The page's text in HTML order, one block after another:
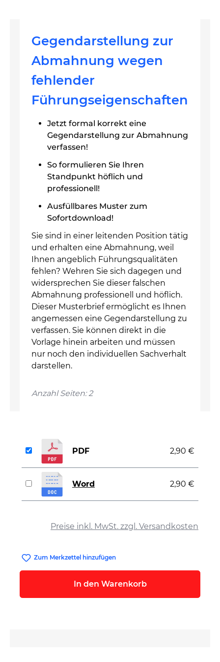
Gegendarstellung zur
Abmahnung wegen
fehlender
Führungseigenschaften
Jetzt formal korrekt eine
Gegendarstellung zur Abmahnung
verfassen!
So formulieren Sie Ihren
Standpunkt höflich und
professionell!
Ausfüllbares Muster zum
Sofortdownload!
Sie sind in einer leitenden Position tätig
und erhalten eine Abmahnung, weil
Ihnen angeblich Führungsqualitäten
fehlen? Wehren Sie sich dagegen und
widersprechen Sie dieser falschen
Abmahnung professionell und höflich.
Dieser Musterbrief ermöglicht es Ihnen
angemessen eine Gegendarstellung zu
verfassen. Sie können direkt in die
Vorlage hinein arbeiten und müssen
nur noch den individuellen Sachverhalt
darstellen.
Anzahl Seiten: 2
Preise inkl. MwSt. zzgl. Versandkosten
PDF 2,90 €
Word 2,90 €
Zum Merkzettel hinzufügen
In den Warenkorb